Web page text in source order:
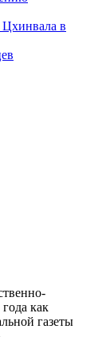
Цхинвала в
года как
газеты